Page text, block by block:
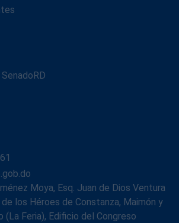
Moya, Esq. Juan de Dios Ventura
los Héroes de Constanza, Maimón y
(La Feria), Edificio del Congreso